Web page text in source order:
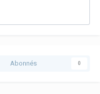
Abonnés 0